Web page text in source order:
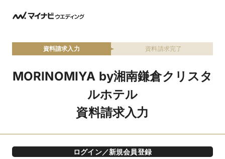
資料請求入力 資料請求完了
MORINOMIYA by湘南鎌倉クリスタ
ルホテル
資料請求入力
ログイン／新規会員登録